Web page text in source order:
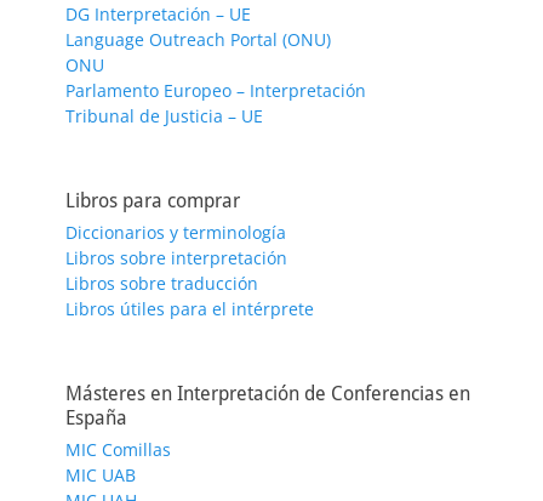
DG Interpretación – UE
Language Outreach Portal (ONU)
ONU
Parlamento Europeo – Interpretación
Tribunal de Justicia – UE
Libros para comprar
Diccionarios y terminología
Libros sobre interpretación
Libros sobre traducción
Libros útiles para el intérprete
Másteres en Interpretación de Conferencias en
España
MIC Comillas
MIC UAB